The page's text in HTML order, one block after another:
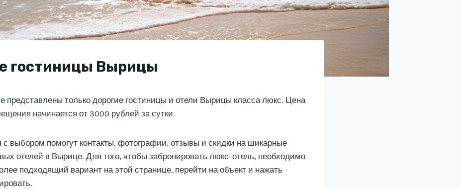
гостиницы Вырицы
представлены только дорогие гостиницы и отели Вырицы класса люкс. Цена
начинается от 3000 рублей за сутки.
с выбором помогут контакты, фотографии, отзывы и скидки на шикарные
отелей в Вырице. Для того, чтобы забронировать люкс-отель, необходимо
подходящий вариант на этой странице, перейти на объект и нажать